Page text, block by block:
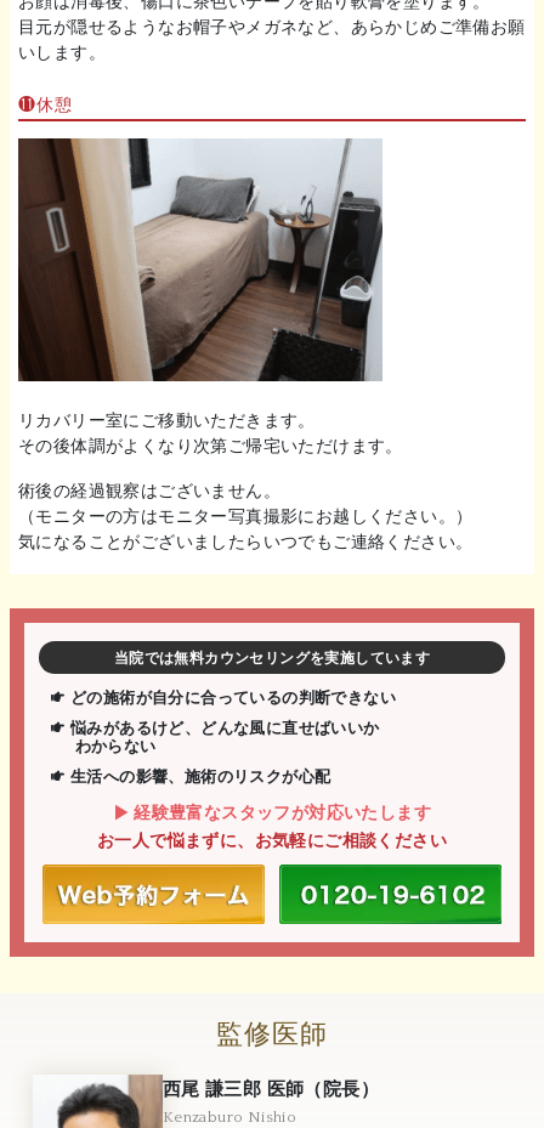
目元が隠せるようなお帽子やメガネなど、あらかじめご準備お願
いします。
⓫休憩
リカバリー室にご移動いただきます。
その後体調がよくなり次第ご帰宅いただけます。
術後の経過観察はございません。
（モニターの方はモニター写真撮影にお越しください。）
気になることがございましたらいつでもご連絡ください。
当院では無料カウンセリングを実施しています
どの施術が自分に合っているの判断できない
悩みがあるけど、どんな風に直せばいいか
わからない
生活への影響、施術のリスクが心配
経験豊富なスタッフが対応いたします
お一人で悩まずに、お気軽にご相談ください
監修医師
西尾 謙三郎 医師（院長）
Kenzaburo Nishio